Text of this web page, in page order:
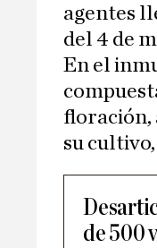
agentes
del 4 de
En el
floración,
su
de 500